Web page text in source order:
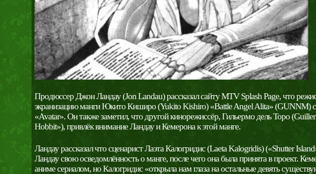
Продюссер Джон Ландау (Jon Landau) рассказал сайту MTV Splash Page, что
экранизацию манги Юкито Киширо (Yukito Kishiro) «Battle Angel Alita» (GUNNM)
«Avatar». Он также заметил, что другой кинорежиссёр, Гильермо дель Торо
Hobbit»), привлёк внимание Ландау и Кемерона к этой манге.
Ландау рассказал что сценарист Лаэта Калогридис (Laeta Kalogridis) («Shutter
Ландау свою осведомлённость о манге, после чего она была принята в проект.
аниме сериалом, но Калогридис «открыла нам глаза на остальные девять